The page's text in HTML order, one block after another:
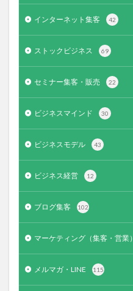
インターネット集客 42
ストックビジネス 69
セミナー集客・販売 22
ビジネスマインド 30
ビジネスモデル 43
ビジネス経営 12
ブログ集客 102
マーケティング（集客・営業）
メルマガ・LINE 115